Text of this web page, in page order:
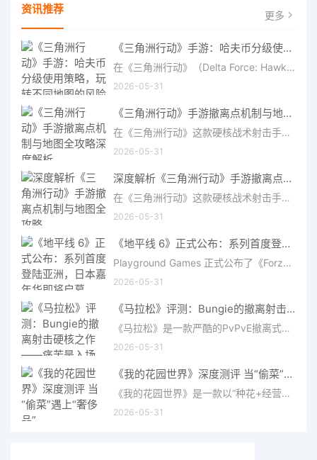
资讯推荐 更多
《三角洲行动》手游：哈夫币分级使用策略，玩转不同地图的风险与回报
在《三角洲行动》（Delta Force: Hawk Ops）“烽火地带”模式中，地图被划分为“普通”、“机密”和“绝密”三个
2026-05-31
《三角洲行动》手游撤离点机制与地图全攻略深度解析
在《三角洲行动》这款硬核战术射击手游中，撤离是每位干员行动的核心目标。无论你在战场中搜刮了多少高价值物
2026-05-31
深度解析《三角洲行动》手游撤离点机制与地图全攻略
在《三角洲行动》这款硬核战术射击手游中，撤离是每位干员行动的核心目标。无论你在战场中搜刮了多少高价值物
2026-05-31
《地平线 6》正式公布：系列首度登陆亚洲，日本嘉年华即将启幕
Playground Games 正式公布了《Forza Horizon 6》，这次备受赞誉的地平线嘉年华将首次驶入亚洲，落户日本。玩家
2026-05-31
《马拉松》评测：Bungie的撤离射击硬核之作——痛苦是入场券，回报是顶级的
《马拉松》是一款严酷的PvPvE撤离式射击游戏，现已登陆PS5、Xbox Series X/S和PC。它继承了Bungie上世纪90年
2026-05-31
《我的花园世界》深度测评 当“偷菜”遇上“奢侈品”
《我的花园世界》是一款以“种花+经营+社交”为核心的模拟经营类手游。游戏将玩家置于一个古风花园环境中，扮
2026-05-31